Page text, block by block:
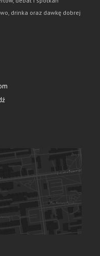
drinka oraz dawkę dobrej